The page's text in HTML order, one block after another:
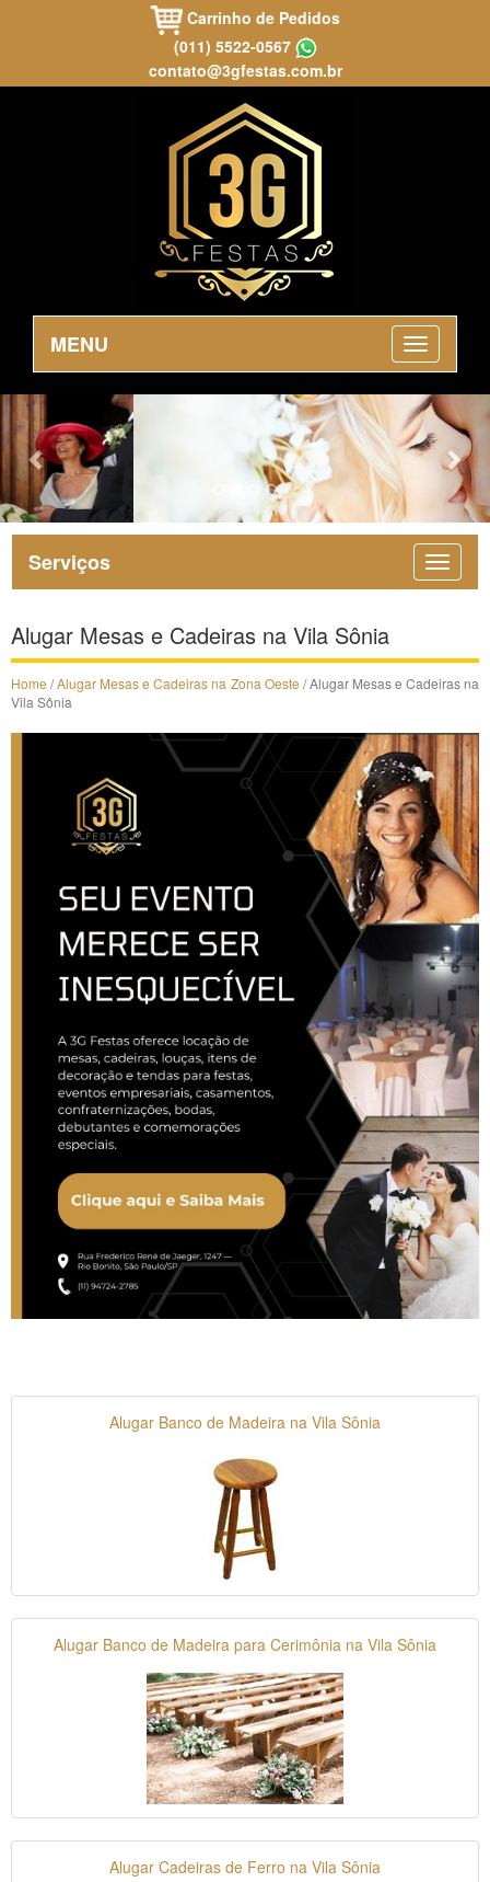
Carrinho de Pedidos
(011) 5522-0567
contato@3gfestas.com.br
MENU
Previous
Serviços
Alugar Mesas e Cadeiras na Vila Sônia
Home /Alugar Mesas e Cadeiras na Zona Oeste / Alugar Mesas e Cadeiras na
Vila Sônia
Alugar Banco de Madeira na Vila Sônia
Alugar Banco de Madeira para Cerimônia na Vila Sônia
Alugar Cadeiras de Ferro na Vila Sônia